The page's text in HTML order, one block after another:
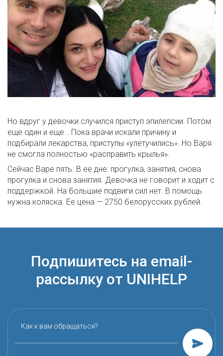
Но вдруг у девочки случился приступ эпилепсии. Потом
еще один и еще… Пока врачи искали причину и
подбирали лекарства, приступы «улетучились». Но Варя
не смогла полностью «расправить крылья».
Сейчас Варе пять. В ее дне: прогулка, занятия, снова
прогулка и снова занятия. Девочка не говорит и ходит с
поддержкой. На большие подвиги сил нет. В помощь
нужна коляска. Ее цена — 2750 белорусских рублей.
Подпишитесь на email-
рассылку от UNIHELP
Как к вам обращаться?